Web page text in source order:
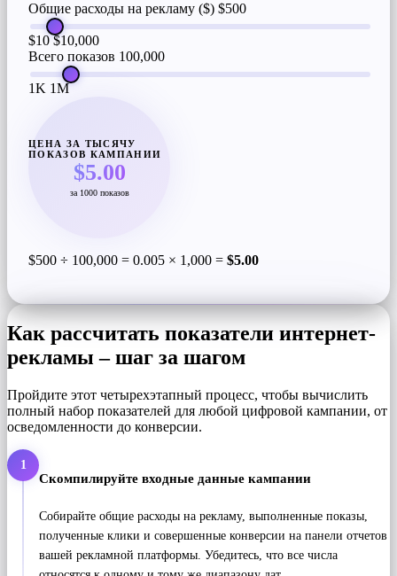
Общие расходы на рекламу ($) $500
$10 $10,000
Всего показов 100,000
1K 1M
ЦЕНА ЗА ТЫСЯЧУ
ПОКАЗОВ КАМПАНИИ
$5.00
за 1000 показов
$500 ÷ 100,000 = 0.005 × 1,000 = $5.00
Как рассчитать показатели интернет-
рекламы – шаг за шагом
Пройдите этот четырехэтапный процесс, чтобы вычислить
полный набор показателей для любой цифровой кампании, от
осведомленности до конверсии.
1
Скомпилируйте входные данные кампании
Собирайте общие расходы на рекламу, выполненные показы,
полученные клики и совершенные конверсии на панели отчетов
вашей рекламной платформы. Убедитесь, что все числа